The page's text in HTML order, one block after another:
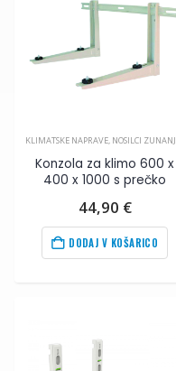
KLIMATSKE NAPRAVE, NOSILCI ZUNANJIH ENOT
Konzola za klimo 600 x
400 x 1000 s prečko
44,90 €
DODAJ V KOŠARICO